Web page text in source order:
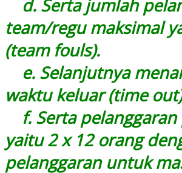
d. Serta jumlah
team/regu maksimal
(team fouls).
e. Selanjutnya
waktu keluar (time
f. Serta pelanggaran
yaitu 2 x 12 orang
pelanggaran untuk